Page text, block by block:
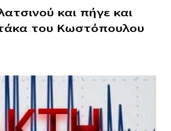
και πήγε και
του Κωστόπουλου